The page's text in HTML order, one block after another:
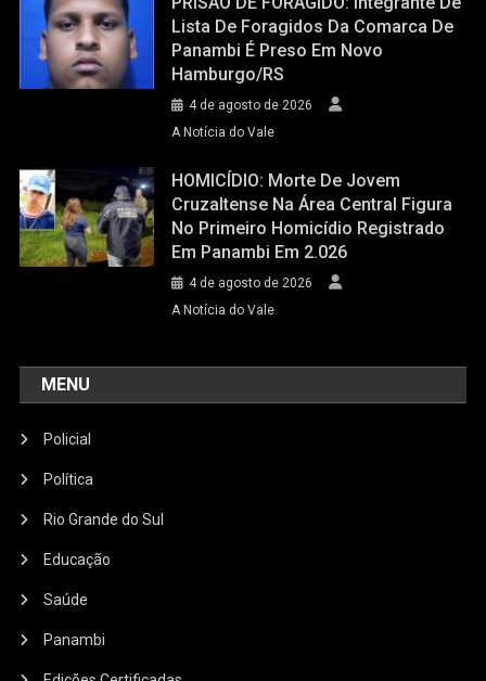
Lista De Foragidos Da Comarca De
Panambi É Preso Em Novo
Hamburgo/RS
4 de agosto de 2026
A Notícia do Vale
HOMICÍDIO: Morte De Jovem
Cruzaltense Na Área Central Figura
No Primeiro Homicídio Registrado
Em Panambi Em 2.026
4 de agosto de 2026
A Notícia do Vale
MENU
Policial
Política
Rio Grande do Sul
Educação
Saúde
Panambi